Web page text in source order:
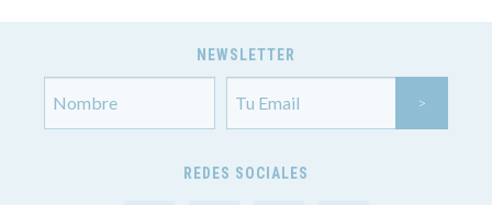
NEWSLETTER
REDES SOCIALES